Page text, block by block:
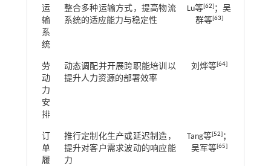
运
输
系
统
整合多种运输方式，提高物流
系统的适应能力与稳定性
Lu等[62] ；吴
群等[63]
劳
动
力
安
排
动态调配并开展跨职能培训以
提升人力资源的部署效率
刘烨等[64]
订
单
履
推行定制化生产或延迟制造，
提升对客户需求波动的响应能
力
Tang等[52] ；
吴军等[65]